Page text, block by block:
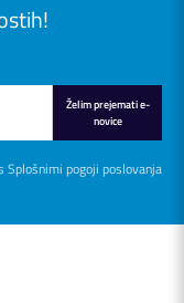
Želim prejemati e-
novice
Splošnimi pogoji poslovanja